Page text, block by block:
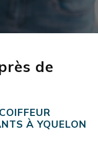
de
À YQUELON